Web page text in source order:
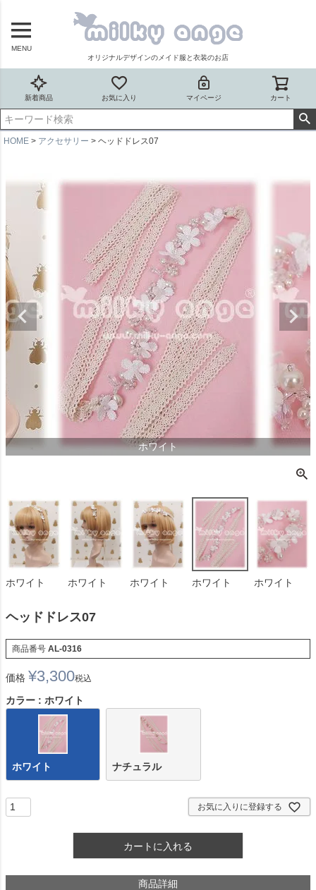
MENU
オリジナルデザインのメイド服と衣装のお店
新着商品 お気に入り マイページ カート
HOME アクセサリー ヘッドドレス07
ホワイト
ホワイト ホワイト ホワイト ホワイト ホワイト
ヘッドドレス07
商品番号 AL-0316
価格 ¥3,300税込
カラー ホワイト
ホワイト ナチュラル
お気に入りに登録する
カートに入れる
商品詳細